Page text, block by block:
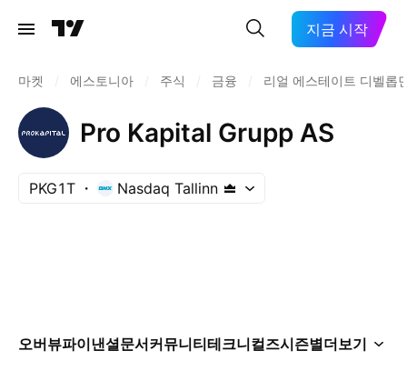
지금 시작
마켓 에스토니아 주식 금융 리얼 에스테이트 디벨롭
Pro Kapital Grupp AS
PKG1T Nasdaq Tallinn
오버뷰파이낸셜문서커뮤니티테크니컬즈시즌별더보기